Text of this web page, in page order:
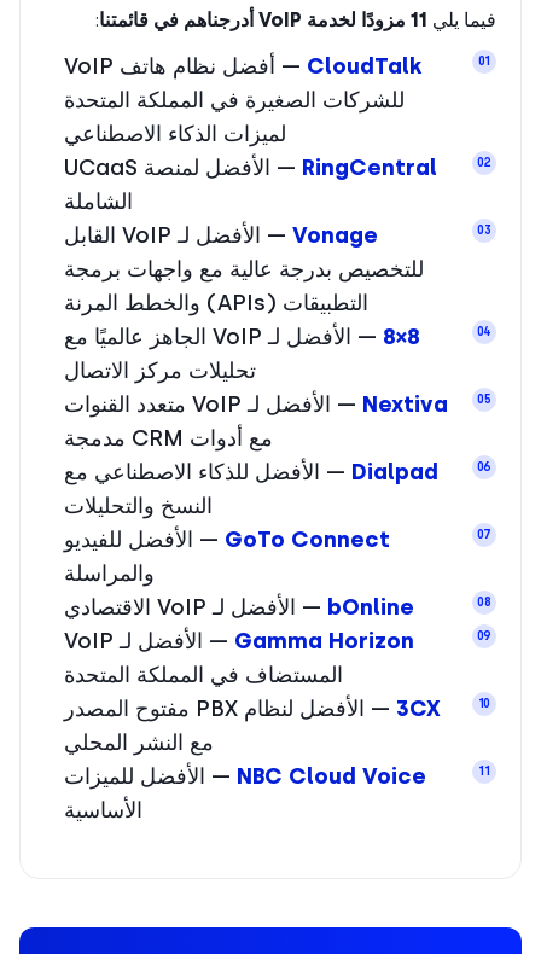
فيما يلي11 مزودًا لخدمة VoIP أدرجناهم في قائمتنا :
CloudTalk
— أفضل نظام هاتف VoIP
للشركات الصغيرة في المملكة المتحدة
لميزات الذكاء الاصطناعي
RingCentral
— الأفضل لمنصة UCaaS
الشاملة
Vonage
— الأفضل لـ VoIP القابل
للتخصيص بدرجة عالية مع واجهات برمجة
التطبيقات (APIs) والخطط المرنة
— الأفضل لـ VoIP الجاهز عالميًا مع
تحليلات مركز الاتصال
Nextiva
— الأفضل لـ VoIP متعدد القنوات
مع أدوات CRM مدمجة
Dialpad— الأفضل للذكاء الاصطناعي مع
النسخ والتحليلات
GoTo Connect— الأفضل للفيديو
والمراسلة
bOnline— الأفضل لـ VoIP الاقتصادي
Gamma Horizon
— الأفضل لـ VoIP
المستضاف في المملكة المتحدة
3CX
— الأفضل لنظام PBX مفتوح المصدر
مع النشر المحلي
NBC Cloud Voice— الأفضل للميزات
الأساسية